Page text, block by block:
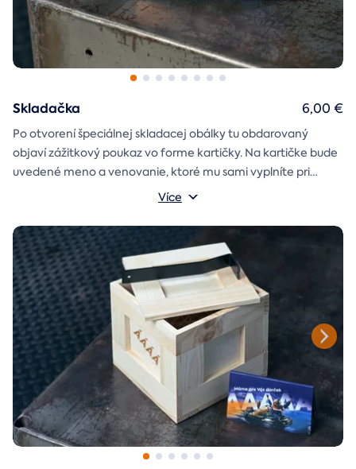
Skladačka
Po otvorení špeciálnej skladacej obálky tu obdarovaný
objaví zážitkový poukaz vo forme kartičky. Na kartičke bude
uvedené meno a venovanie, ktoré mu sami vyplníte pri
Více
6,00 €